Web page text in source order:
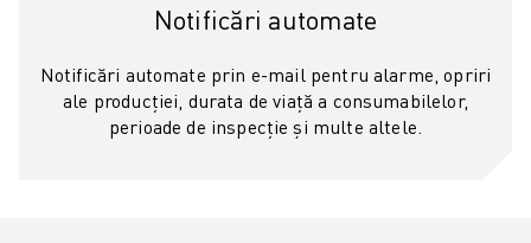
Notificări automate
Notificări automate prin e-mail pentru alarme, opriri
ale producției, durata de viață a consumabilelor,
perioade de inspecție și multe altele.